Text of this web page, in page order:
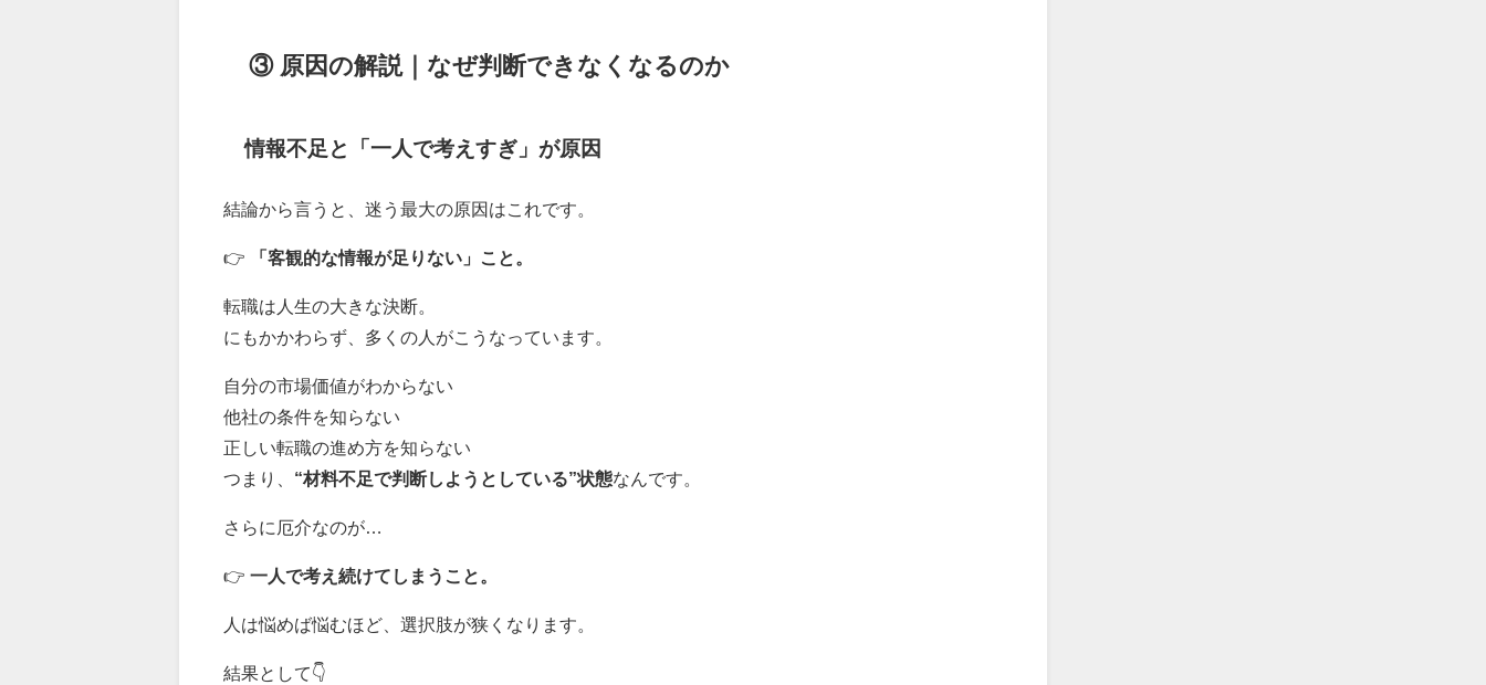
③ 原因の解説｜なぜ判断できなくなるのか
情報不足と「一人で考えすぎ」が原因
結論から言うと、迷う最大の原因はこれです。
👉 「客観的な情報が足りない」こと。
転職は人生の大きな決断。
にもかかわらず、多くの人がこうなっています。
自分の市場価値がわからない
他社の条件を知らない
正しい転職の進め方を知らない
つまり、 “材料不足で判断しようとしている”状態なんです。
さらに厄介なのが…
👉一人で考え続けてしまうこと。
人は悩めば悩むほど、選択肢が狭くなります。
結果として👇